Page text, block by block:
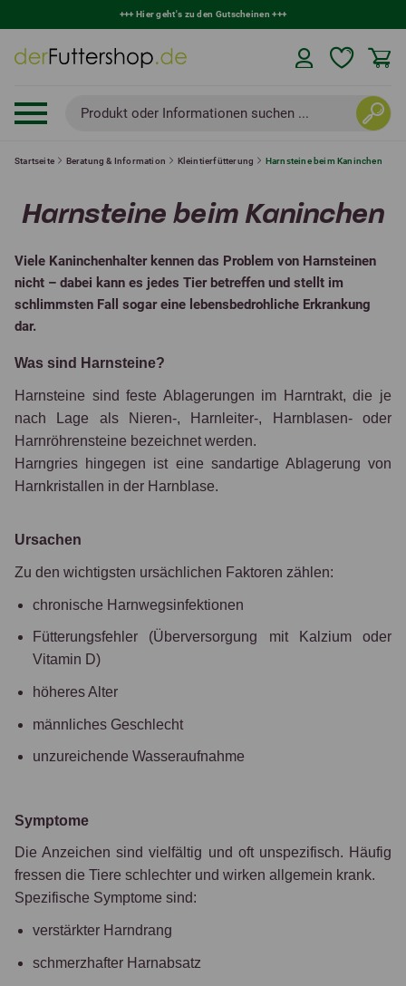
+++Hier geht's zu den Gutscheinen+++
Produkt oder Informationen suchen ...
Startseite Beratung & Information Kleintierfütterung Harnsteine beim Kaninchen
Harnsteine beim Kaninchen
Viele Kaninchenhalter kennen das Problem von Harnsteinen
nicht – dabei kann es jedes Tier betreffen und stellt im
schlimmsten Fall sogar eine lebensbedrohliche Erkrankung
dar.
Was sind Harnsteine?
Harnsteine sind feste Ablagerungen im Harntrakt, die je
nach Lage als Nieren‑, Harnleiter‑, Harnblasen‑ oder
Harnröhrensteine bezeichnet werden.
Harngries hingegen ist eine sandartige Ablagerung von
Harnkristallen in der Harnblase.
Ursachen
Zu den wichtigsten ursächlichen Faktoren zählen:
chronische Harnwegsinfektionen
Fütterungsfehler (Überversorgung mit Kalzium oder
Vitamin D)
höheres Alter
männliches Geschlecht
unzureichende Wasseraufnahme
Symptome
Die Anzeichen sind vielfältig und oft unspezifisch. Häufig
fressen die Tiere schlechter und wirken allgemein krank.
Spezifische Symptome sind:
verstärkter Harndrang
schmerzhafter Harnabsatz